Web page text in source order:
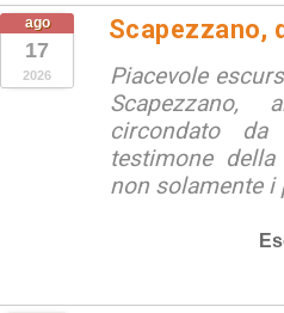
ago
17
2026
Scapezzano,
Piacevole
Scapezzano,
circondato
testimone
non solamente i